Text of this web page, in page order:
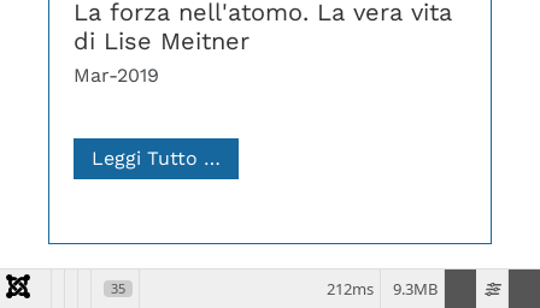
La forza nell'atomo. La vera vita
di Lise Meitner
Mar-2019
Leggi Tutto …
35 9.3MB
212ms